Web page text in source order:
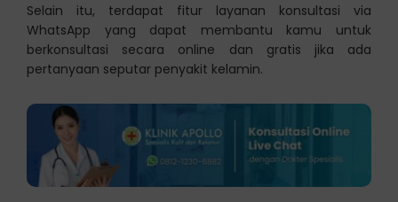
Selain itu, terdapat fitur layanan konsultasi via
WhatsApp yang dapat membantu kamu untuk
berkonsultasi secara online dan gratis jika ada
pertanyaan seputar penyakit kelamin.